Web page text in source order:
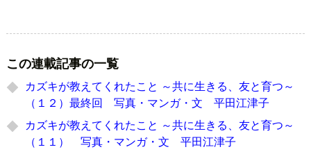
この連載記事の一覧
カズキが教えてくれたこと ～共に生きる、友と育つ～
（１２）最終回 写真・マンガ・文 平田江津子
カズキが教えてくれたこと ～共に生きる、友と育つ～
（１１） 写真・マンガ・文 平田江津子